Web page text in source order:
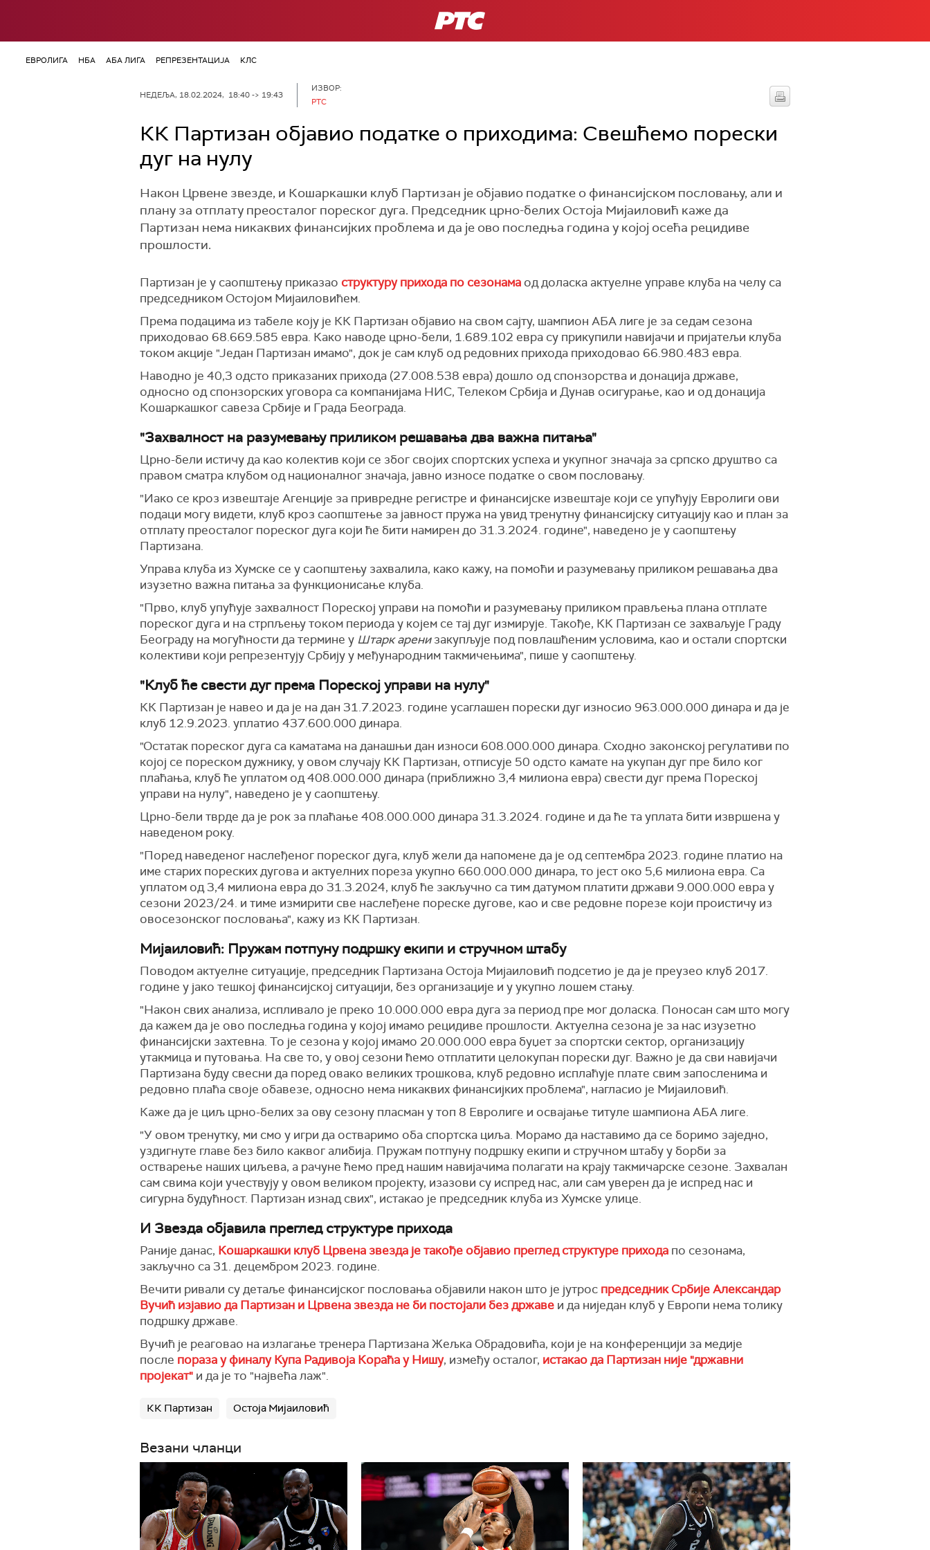
РТС
ЕВРОЛИГА НБА АБА ЛИГА РЕПРЕЗЕНТАЦИЈА КЛС
НЕДЕЉА, 18.02.2024, 18:40 -> 19:43
ИЗВОР:
РТС
КК Партизан објавио податке о приходима: Свешћемо порески
дуг на нулу
Након Црвене звезде, и Кошаркашки клуб Партизан је објавио податке о финансијском пословању, али и
плану за отплату преосталог пореског дуга. Председник црно-белих Остоја Мијаиловић каже да
Партизан нема никаквих финансијких проблема и да је ово последња година у којој осећа рецидиве
прошлости.
Партизан је у саопштењу приказао структуру прихода по сезонама од доласка актуелне управе клуба на челу са
председником Остојом Мијаиловићем.
Према подацима из табеле коју је КК Партизан објавио на свом сајту, шампион АБА лиге је за седам сезона
приходовао 68.669.585 евра. Како наводе црно-бели, 1.689.102 евра су прикупили навијачи и пријатељи клуба
током акције "Један Партизан имамо", док је сам клуб од редовних прихода приходовао 66.980.483 евра.
Наводно је 40,3 одсто приказаних прихода (27.008.538 евра) дошло од спонзорства и донација државе,
односно од спонзорских уговора са компанијама НИС, Телеком Србија и Дунав осигурање, као и од донација
Кошаркашког савеза Србије и Града Београда.
"Захвалност на разумевању приликом решавања два важна питања"
Црно-бели истичу да као колектив који се због својих спортских успеха и укупног значаја за српско друштво са
правом сматра клубом од националног значаја, јавно износе податке о свом пословању.
"Иако се кроз извештаје Агенције за привредне регистре и финансијске извештаје који се упућују Евролиги ови
подаци могу видети, клуб кроз саопштење за јавност пружа на увид тренутну финансијску ситуацију као и план за
отплату преосталог пореског дуга који ће бити намирен до 31.3.2024. године", наведено је у саопштењу
Партизана.
Управа клуба из Хумске се у саопштењу захвалила, како кажу, на помоћи и разумевању приликом решавања два
изузетно важна питања за функционисање клуба.
"Прво, клуб упућује захвалност Пореској управи на помоћи и разумевању приликом прављења плана отплате
пореског дуга и на стрпљењу током периода у којем се тај дуг измирује. Такође, КК Партизан се захваљује Граду
Београду на могућности да термине у Штарк аренизакупљује под повлашћеним условима, као и остали спортски
колективи који репрезентују Србију у међународним такмичењима", пише у саопштењу.
"Клуб ће свести дуг према Пореској управи на нулу"
КК Партизан је навео и да је на дан 31.7.2023. године усаглашен порески дуг износио 963.000.000 динара и да је
клуб 12.9.2023. уплатио 437.600.000 динара.
"Остатак пореског дуга са каматама на данашњи дан износи 608.000.000 динара. Сходно законској регулативи по
којој се пореском дужнику, у овом случају КК Партизан, отписује 50 одсто камате на укупан дуг пре било ког
плаћања, клуб ће уплатом од 408.000.000 динара (приближно 3,4 милиона евра) свести дуг према Пореској
управи на нулу", наведено је у саопштењу.
Црно-бели тврде да је рок за плаћање 408.000.000 динара 31.3.2024. године и да ће та уплата бити извршена у
наведеном року.
"Поред наведеног наслеђеног пореског дуга, клуб жели да напомене да је од септембра 2023. године платио на
име старих пореских дугова и актуелних пореза укупно 660.000.000 динара, то јест око 5,6 милиона евра. Са
уплатом од 3,4 милиона евра до 31.3.2024, клуб ће закључно са тим датумом платити држави 9.000.000 евра у
сезони 2023/24. и тиме измирити све наслеђене пореске дугове, као и све редовне порезе који проистичу из
овосезонског пословања", кажу из КК Партизан.
Мијаиловић: Пружам потпуну подршку екипи и стручном штабу
Поводом актуелне ситуације, председник Партизана Остоја Мијаиловић подсетио је да је преузео клуб 2017.
године у јако тешкој финансијској ситуацији, без организације и у укупно лошем стању.
"Након свих анализа, испливало је преко 10.000.000 евра дуга за период пре мог доласка. Поносан сам што могу
да кажем да је ово последња година у којој имамо рецидиве прошлости. Актуелна сезона је за нас изузетно
финансијски захтевна. То је сезона у којој имамо 20.000.000 евра буџет за спортски сектор, организацију
утакмица и путовања. На све то, у овој сезони ћемо отплатити целокупан порески дуг. Важно је да сви навијачи
Партизана буду свесни да поред овако великих трошкова, клуб редовно исплаћује плате свим запосленима и
редовно плаћа своје обавезе, односно нема никаквих финансијких проблема", нагласио је Мијаиловић.
Каже да је циљ црно-белих за ову сезону пласман у топ 8 Евролиге и освајање титуле шампиона АБА лиге.
"У овом тренутку, ми смо у игри да остваримо оба спортска циља. Морамо да наставимо да се боримо заједно,
уздигнуте главе без било каквог алибија. Пружам потпуну подршку екипи и стручном штабу у борби за
остварење наших циљева, а рачуне ћемо пред нашим навијачима полагати на крају такмичарске сезоне. Захвалан
сам свима који учествују у овом великом пројекту, изазови су испред нас, али сам уверен да је испред нас и
сигурна будућност. Партизан изнад свих", истакао је председник клуба из Хумске улице.
И Звезда објавила преглед структуре прихода
Раније данас, Кошаркашки клуб Црвена звезда је такође објавио преглед структуре прихода по сезонама,
закључно са 31. децембром 2023. године.
Вечити ривали су детаље финансијског пословања објавили након што је јутрос председник Србије Александар
Вучић изјавио да Партизан и Црвена звезда не би постојали без државе и да ниједан клуб у Европи нема толику
подршку државе.
Вучић је реаговао на излагање тренера Партизана Жељка Обрадовића, који је на конференцији за медије
после пораза у финалу Купа Радивоја Кораћа у Нишу, између осталог, истакао да Партизан није "државни
пројекат" и да је то "највећа лаж".
КК Партизан Остоја Мијаиловић
Везани чланци